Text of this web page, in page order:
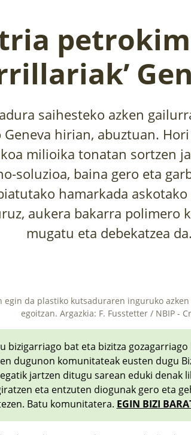
saihesteko azken
Geneva hirian, abuztuan.
milioika tonatan sortzen
soluzioa, baina gero eta
hamarkada
aukera bakarra polimero
mugatu eta debekatzea da.
egin da plastiko kutsaduraren inguruko
egoitzan. Argazkia: F. Fusstetter / NBIP -
bizigarriago bat eta bizitza
dugunon komunitateak eusten dugu
jartzen ditugu sarean eduki denak
eta entzuten diogunak gero eta
Batu komunitatera. EGIN BIZI